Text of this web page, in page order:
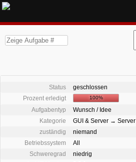
Status
geschlossen
Prozent erledigt
100%
Aufgabentyp
Wunsch / Idee
Kategorie
GUI & Server → Server
zuständig
niemand
Betriebssystem
All
Schweregrad
niedrig